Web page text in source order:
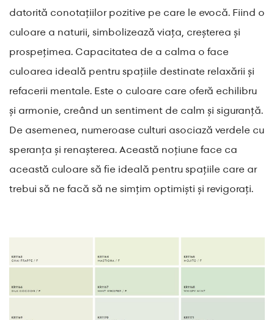
datorită conotațiilor pozitive pe care le evocă. Fiind o
culoare a naturii, simbolizează viața, creșterea și
prospețimea. Capacitatea de a calma o face
culoarea ideală pentru spațiile destinate relaxării și
refacerii mentale. Este o culoare care oferă echilibru
și armonie, creând un sentiment de calm și siguranță.
De asemenea, numeroase culturi asociază verdele cu
speranța și renașterea. Această noțiune face ca
această culoare să fie ideală pentru spațiile care ar
trebui să ne facă să ne simțim optimiști și revigorați.